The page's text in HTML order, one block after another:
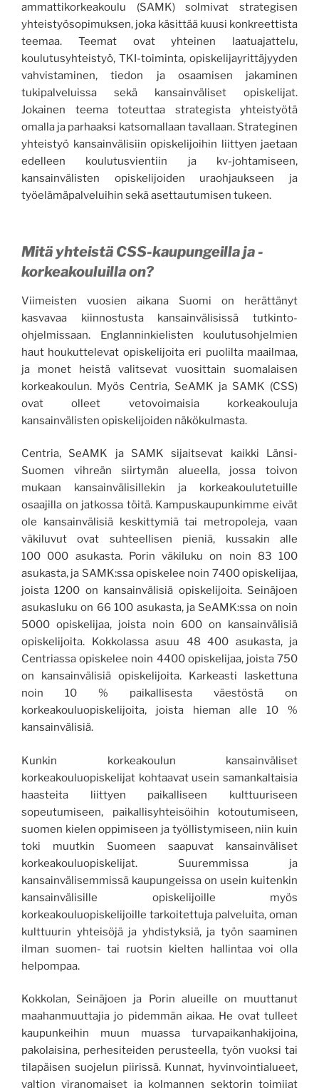
ammattikorkeakoulu (SAMK) solmivat strategisen
yhteistyösopimuksen, joka käsittää kuusi konkreettista
teemaa. Teemat ovat yhteinen laatuajattelu,
koulutusyhteistyö, TKI-toiminta, opiskelijayrittäjyyden
vahvistaminen, tiedon ja osaamisen jakaminen
tukipalveluissa sekä kansainväliset opiskelijat.
Jokainen teema toteuttaa strategista yhteistyötä
omalla ja parhaaksi katsomallaan tavallaan. Strateginen
yhteistyö kansainvälisiin opiskelijoihin liittyen jaetaan
edelleen koulutusvientiin ja kv-johtamiseen,
kansainvälisten opiskelijoiden uraohjaukseen ja
työelämäpalveluihin sekä asettautumisen tukeen.
Mitä yhteistä CSS-kaupungeilla ja -
korkeakouluilla on?
Viimeisten vuosien aikana Suomi on herättänyt
kasvavaa kiinnostusta kansainvälisissä tutkinto-
ohjelmissaan. Englanninkielisten koulutusohjelmien
haut houkuttelevat opiskelijoita eri puolilta maailmaa,
ja monet heistä valitsevat vuosittain suomalaisen
korkeakoulun. Myös Centria, SeAMK ja SAMK (CSS)
ovat olleet vetovoimaisia korkeakouluja
kansainvälisten opiskelijoiden näkökulmasta.
Centria, SeAMK ja SAMK sijaitsevat kaikki Länsi-
Suomen vihreän siirtymän alueella, jossa toivon
mukaan kansainvälisillekin ja korkeakoulutetuille
osaajilla on jatkossa töitä. Kampuskaupunkimme eivät
ole kansainvälisiä keskittymiä tai metropoleja, vaan
väkiluvut ovat suhteellisen pieniä, kussakin alle
100 000 asukasta. Porin väkiluku on noin 83 100
asukasta, ja SAMK:ssa opiskelee noin 7400 opiskelijaa,
joista 1200 on kansainvälisiä opiskelijoita. Seinäjoen
asukasluku on 66 100 asukasta, ja SeAMK:ssa on noin
5000 opiskelijaa, joista noin 600 on kansainvälisiä
opiskelijoita. Kokkolassa asuu 48 400 asukasta, ja
Centriassa opiskelee noin 4400 opiskelijaa, joista 750
on kansainvälisiä opiskelijoita. Karkeasti laskettuna
noin 10 % paikallisesta väestöstä on
korkeakouluopiskelijoita, joista hieman alle 10 %
kansainvälisiä.
Kunkin korkeakoulun kansainväliset
korkeakouluopiskelijat kohtaavat usein samankaltaisia
haasteita liittyen paikalliseen kulttuuriseen
sopeutumiseen, paikallisyhteisöihin kotoutumiseen,
suomen kielen oppimiseen ja työllistymiseen, niin kuin
toki muutkin Suomeen saapuvat kansainväliset
korkeakouluopiskelijat. Suuremmissa ja
kansainvälisemmissä kaupungeissa on usein kuitenkin
kansainvälisille opiskelijoille myös
korkeakouluopiskelijoille tarkoitettuja palveluita, oman
kulttuurin yhteisöjä ja yhdistyksiä, ja työn saaminen
ilman suomen- tai ruotsin kielten hallintaa voi olla
helpompaa.
Kokkolan, Seinäjoen ja Porin alueille on muuttanut
maahanmuuttajia jo pidemmän aikaa. He ovat tulleet
kaupunkeihin muun muassa turvapaikanhakijoina,
pakolaisina, perhesiteiden perusteella, työn vuoksi tai
tilapäisen suojelun piirissä. Kunnat, hyvinvointialueet,
valtion viranomaiset ja kolmannen sektorin toimijat